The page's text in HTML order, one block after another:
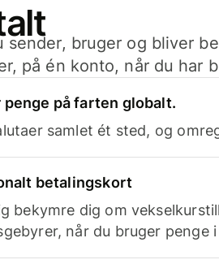
sender, bruger og bliver
på én konto, når du har
på farten globalt.
samlet ét sted, og
betalingskort
bekymre dig om
når du bruger penge